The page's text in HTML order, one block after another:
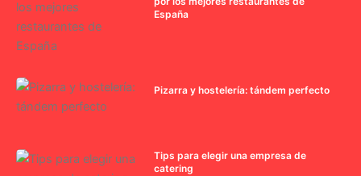
España
Pizarra y hostelería: tándem perfecto
Tips para elegir una empresa de
catering